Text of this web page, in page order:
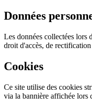
Données
Les données collectées lors
droit d'accès, de
Cookies
Ce site utilise des cookies
via la bannière affichée lors